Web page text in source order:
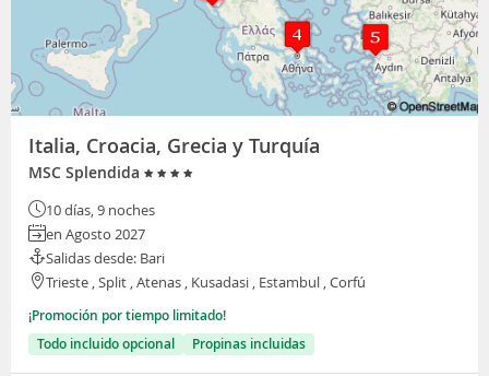
Italia, Croacia, Grecia y Turquía
MSC Splendida
10 días, 9 noches
en Agosto 2027
Salidas desde: Bari
Trieste , Split , Atenas , Kusadasi , Estambul , Corfú
¡Promoción por tiempo limitado!
Todo incluido opcional
Propinas incluidas